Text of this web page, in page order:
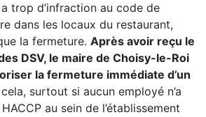
a trop d’infraction au code de
dans les locaux du restaurant,
la fermeture. Après avoir reçu le
DSV, le maire de Choisy-le-Roi
la fermeture immédiate d’un
surtout si aucun employé n’a
au sein de l’établissement